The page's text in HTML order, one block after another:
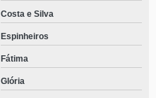
Costa e Silva
Espinheiros
Fátima
Glória